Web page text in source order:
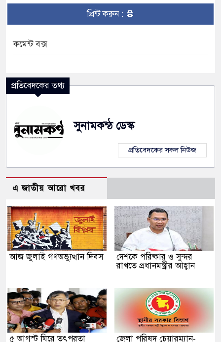
প্রিন্ট করুন :
কমেন্ট বক্স
প্রতিবেদকের তথ্য
সুনামকন্ঠ ডেস্ক
প্রতিবেদকের সকল নিউজ
এ জাতীয় আরো খবর
আজ জুলাই গণঅভ্যুত্থান দিবস
দেশকে পরিষ্কার ও সুন্দর
রাখতে প্রধানমন্ত্রীর আহ্বান
৫ আগস্ট ঘিরে তৎপরতা জেলা পরিষদ চেয়ারম্যান-